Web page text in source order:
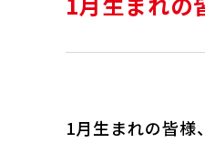
1月生まれの皆様、